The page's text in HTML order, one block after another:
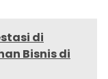
di
Bisnis di